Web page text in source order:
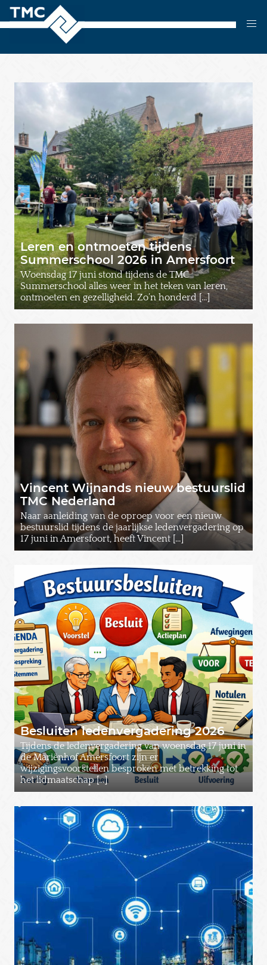
content
Leren en ontmoeten tijdens
Summerschool 2026 in Amersfoort
Woensdag 17 juni stond tijdens de TMC
Summerschool alles weer in het teken van leren,
ontmoeten en gezelligheid. Zo’n honderd […]
Vincent Wijnands nieuw bestuurslid
TMC Nederland
Naar aanleiding van de oproep voor een nieuw
bestuurslid tijdens de jaarlijkse ledenvergadering op
17 juni in Amersfoort, heeft Vincent […]
Besluiten ledenvergadering 2026
Tijdens de ledenvergadering van woensdag 17 juni in
de Mariënhof Amersfoort zijn er
wijzigingsvoorstellen besproken met betrekking tot
het lidmaatschap […]